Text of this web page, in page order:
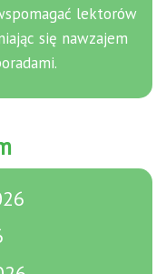
lektorów
się nawzajem